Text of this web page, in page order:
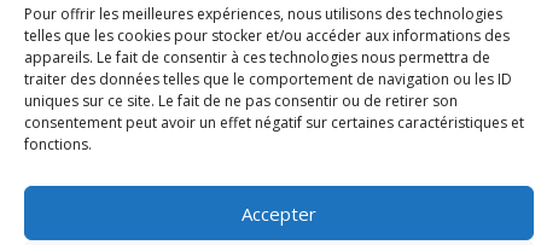
Pour offrir les meilleures expériences, nous utilisons des technologies
telles que les cookies pour stocker et/ou accéder aux informations des
appareils. Le fait de consentir à ces technologies nous permettra de
traiter des données telles que le comportement de navigation ou les ID
uniques sur ce site. Le fait de ne pas consentir ou de retirer son
consentement peut avoir un effet négatif sur certaines caractéristiques et
fonctions.
Accepter
06 Juil 2026
Étude d’évaluabilité des Structures
d’accompagnement à l’autocréation d’emploi (SAACE)
01 Juil 2026
Pénurie du personnel infirmier :quels indicateurs
Wallonie ?